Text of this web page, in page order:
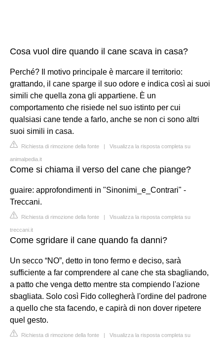
Cosa vuol dire quando il cane scava in casa?
Perché? Il motivo principale è marcare il territorio:
grattando, il cane sparge il suo odore e indica così ai suoi
simili che quella zona gli appartiene. È un
comportamento che risiede nel suo istinto per cui
qualsiasi cane tende a farlo, anche se non ci sono altri
suoi simili in casa.
Richiesta di rimozione della fonte | Visualizza la risposta completa su
animalpedia.it
Come si chiama il verso del cane che piange?
guaire: approfondimenti in "Sinonimi_e_Contrari" -
Treccani.
Richiesta di rimozione della fonte | Visualizza la risposta completa su
treccani.it
Come sgridare il cane quando fa danni?
Un secco “NO”, detto in tono fermo e deciso, sarà
sufficiente a far comprendere al cane che sta sbagliando,
a patto che venga detto mentre sta compiendo l'azione
sbagliata. Solo così Fido collegherà l'ordine del padrone
a quello che sta facendo, e capirà di non dover ripetere
quel gesto.
Richiesta di rimozione della fonte | Visualizza la risposta completa su